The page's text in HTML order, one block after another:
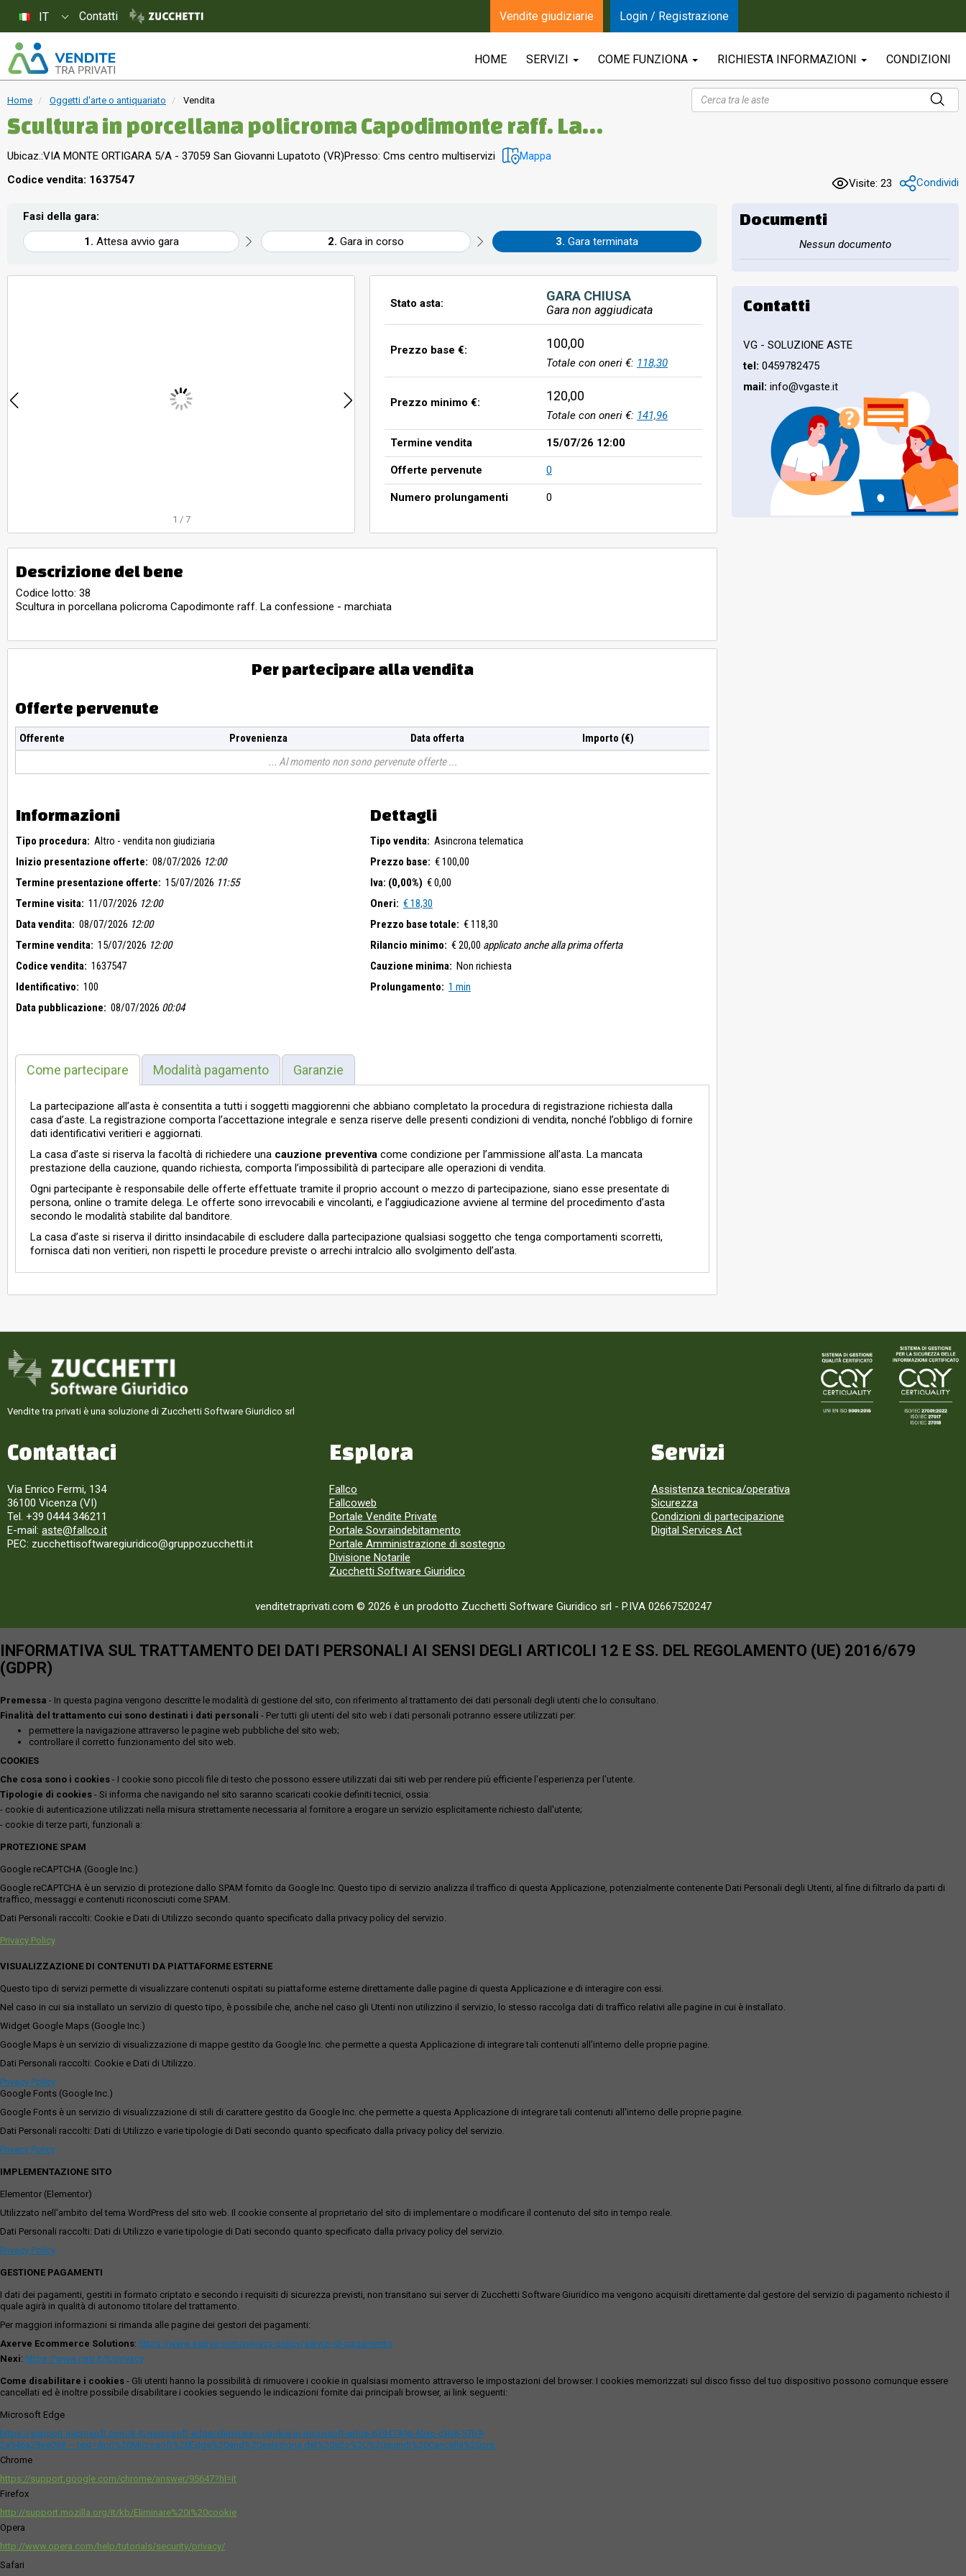
HOME SERVIZI COME FUNZIONA RICHIESTA INFORMAZIONI CONDIZIONI
Home Oggetti d'arte o antiquariato Vendita
Scultura in porcellana policroma Capodimonte raff. La
confessione - marchiata
Ubicaz.:VIA MONTE ORTIGARA 5/A - 37059 San Giovanni Lupatoto (VR)Presso: Cms centro multiservizi Mappa
Codice vendita: 1637547 Visite: 23 Condividi
Fasi della gara:
Attesa avvio gara
Gara in corso Gara terminata
1 / 7
Stato asta: GARA CHIUSA
Gara non aggiudicata
Prezzo base €: 100,00
Totale con oneri €: 118,30
Prezzo minimo €: 120,00
Totale con oneri €: 141,96
Termine vendita 15/07/26 12:00
Offerte pervenute 0
Numero prolungamenti 0
Descrizione del bene
Codice lotto: 38
Scultura in porcellana policroma Capodimonte raff. La confessione - marchiata
Per partecipare alla vendita
Offerte pervenute
Offerente Provenienza Data offerta
Importo (€)
Al momento non sono pervenute offerte
Informazioni
Tipo procedura: Altro - vendita non giudiziaria
Inizio presentazione offerte: 08/07/2026 12:00
Termine presentazione offerte: 15/07/2026 11:55
Termine visita: 11/07/2026 12:00
Data vendita: 08/07/2026 12:00
Termine vendita: 15/07/2026 12:00
Codice vendita: 1637547
Identificativo: 100
Data pubblicazione: 08/07/2026 00:04
Dettagli
Tipo vendita: Asincrona telematica
Prezzo base: € 100,00
Iva: (0,00%) € 0,00
Oneri: € 18,30
Prezzo base totale: € 118,30
Rilancio minimo: € 20,00 applicato anche alla prima offerta
Cauzione minima: Non richiesta
Prolungamento: 1 min
Come partecipare Modalità pagamento Garanzie
La partecipazione all’asta è consentita a tutti i soggetti maggiorenni che abbiano completato la procedura di registrazione richiesta dalla
casa d’aste. La registrazione comporta l’accettazione integrale e senza riserve delle presenti condizioni di vendita, nonché l’obbligo di fornire
dati identificativi veritieri e aggiornati.
La casa d’aste si riserva la facoltà di richiedere una cauzione preventiva come condizione per l’ammissione all’asta. La mancata
prestazione della cauzione, quando richiesta, comporta l’impossibilità di partecipare alle operazioni di vendita.
Ogni partecipante è responsabile delle offerte effettuate tramite il proprio account o mezzo di partecipazione, siano esse presentate di
persona, online o tramite delega. Le offerte sono irrevocabili e vincolanti, e l’aggiudicazione avviene al termine del procedimento d’asta
secondo le modalità stabilite dal banditore.
La casa d’aste si riserva il diritto insindacabile di escludere dalla partecipazione qualsiasi soggetto che tenga comportamenti scorretti,
fornisca dati non veritieri, non rispetti le procedure previste o arrechi intralcio allo svolgimento dell’asta.
Documenti
Nessun documento
Contatti
VG - SOLUZIONE ASTE
tel: 0459782475
mail: info@vgaste.it
Vendite tra privati è una soluzione di Zucchetti Software Giuridico srl
Contattaci
Via Enrico Fermi, 134
36100 Vicenza (VI)
Tel. +39 0444 346211
E-mail: aste@fallco.it
PEC: zucchettisoftwaregiuridico@gruppozucchetti.it
Esplora
Fallco
Fallcoweb
Portale Vendite Private
Portale Sovraindebitamento
Portale Amministrazione di sostegno
Divisione Notarile
Zucchetti Software Giuridico
Servizi
Assistenza tecnica/operativa
Sicurezza
Condizioni di partecipazione
Digital Services Act
venditetraprivati.com © 2026 è un prodotto Zucchetti Software Giuridico srl - P.IVA 02667520247
IT Contatti Vendite giudiziarie Login / Registrazione
INFORMATIVA SUL TRATTAMENTO DEI DATI PERSONALI AI SENSI DEGLI ARTICOLI 12 E SS. DEL REGOLAMENTO (UE) 2016/679
(GDPR)
Premessa - In questa pagina vengono descritte le modalità di gestione del sito, con riferimento al trattamento dei dati personali degli utenti che lo consultano.
Finalità del trattamento cui sono destinati i dati personali - Per tutti gli utenti del sito web i dati personali potranno essere utilizzati per:
permettere la navigazione attraverso le pagine web pubbliche del sito web;
controllare il corretto funzionamento del sito web.
COOKIES
Che cosa sono i cookies - I cookie sono piccoli file di testo che possono essere utilizzati dai siti web per rendere più efficiente l'esperienza per l'utente.
Tipologie di cookies - Si informa che navigando nel sito saranno scaricati cookie definiti tecnici, ossia:
- cookie di autenticazione utilizzati nella misura strettamente necessaria al fornitore a erogare un servizio esplicitamente richiesto dall'utente;
- cookie di terze parti, funzionali a:
PROTEZIONE SPAM
Google reCAPTCHA (Google Inc.)
Google reCAPTCHA è un servizio di protezione dallo SPAM fornito da Google Inc. Questo tipo di servizio analizza il traffico di questa Applicazione, potenzialmente contenente Dati Personali degli Utenti, al fine di filtrarlo da parti di
traffico, messaggi e contenuti riconosciuti come SPAM.
Dati Personali raccolti: Cookie e Dati di Utilizzo secondo quanto specificato dalla privacy policy del servizio.
Privacy Policy
VISUALIZZAZIONE DI CONTENUTI DA PIATTAFORME ESTERNE
Questo tipo di servizi permette di visualizzare contenuti ospitati su piattaforme esterne direttamente dalle pagine di questa Applicazione e di interagire con essi.
Nel caso in cui sia installato un servizio di questo tipo, è possibile che, anche nel caso gli Utenti non utilizzino il servizio, lo stesso raccolga dati di traffico relativi alle pagine in cui è installato.
Widget Google Maps (Google Inc.)
Google Maps è un servizio di visualizzazione di mappe gestito da Google Inc. che permette a questa Applicazione di integrare tali contenuti all'interno delle proprie pagine.
Dati Personali raccolti: Cookie e Dati di Utilizzo.
Privacy Policy
Google Fonts (Google Inc.)
Google Fonts è un servizio di visualizzazione di stili di carattere gestito da Google Inc. che permette a questa Applicazione di integrare tali contenuti all'interno delle proprie pagine.
Dati Personali raccolti: Dati di Utilizzo e varie tipologie di Dati secondo quanto specificato dalla privacy policy del servizio.
Privacy Policy
IMPLEMENTAZIONE SITO
Elementor (Elementor)
Utilizzato nell'ambito del tema WordPress del sito web. Il cookie consente al proprietario del sito di implementare o modificare il contenuto del sito in tempo reale.
Dati Personali raccolti: Dati di Utilizzo e varie tipologie di Dati secondo quanto specificato dalla privacy policy del servizio.
Privacy Policy
GESTIONE PAGAMENTI
I dati dei pagamenti, gestiti in formato criptato e secondo i requisiti di sicurezza previsti, non transitano sui server di Zucchetti Software Giuridico ma vengono acquisiti direttamente dal gestore del servizio di pagamento richiesto il
quale agirà in qualità di autonomo titolare del trattamento.
Per maggiori informazioni si rimanda alle pagine dei gestori dei pagamenti:
Axerve Ecommerce Solutions: https://www.axerve.com/privacy-policy/servizi-di-pagamento
Nexi: https://www.nexi.it/it/privacy
Come disabilitare i cookies - Gli utenti hanno la possibilità di rimuovere i cookie in qualsiasi momento attraverso le impostazioni del browser. I cookies memorizzati sul disco fisso del tuo dispositivo possono comunque essere
cancellati ed è inoltre possibile disabilitare i cookies seguendo le indicazioni fornite dai principali browser, ai link seguenti:
Microsoft Edge
https://support.microsoft.com/it-it/microsoft-edge/eliminare-i-cookie-in-microsoft-edge-63947406-40ac-c3b8-57b9-
2a946a29ae09#:~:text=Apri%20Microsoft%20Edge%20and%20seleziona,del%20sito%2C%20quindi%20Cancella%20ora.
Chrome
https://support.google.com/chrome/answer/95647?hl=it
Firefox
http://support.mozilla.org/it/kb/Eliminare%20i%20cookie
Opera
http://www.opera.com/help/tutorials/security/privacy/
Safari